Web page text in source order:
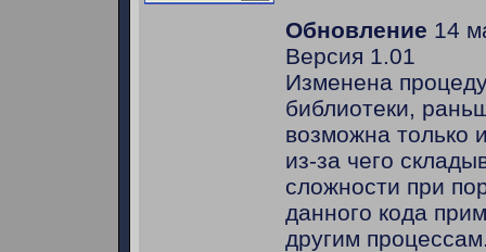
Обновление 14
Версия 1.01
Изменена
библиотеки,
возможна только
из-за чего
сложности при
данного кода
другим